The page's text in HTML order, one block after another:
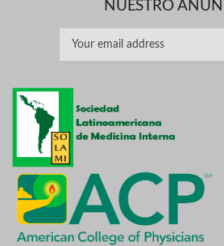
NUESTRO